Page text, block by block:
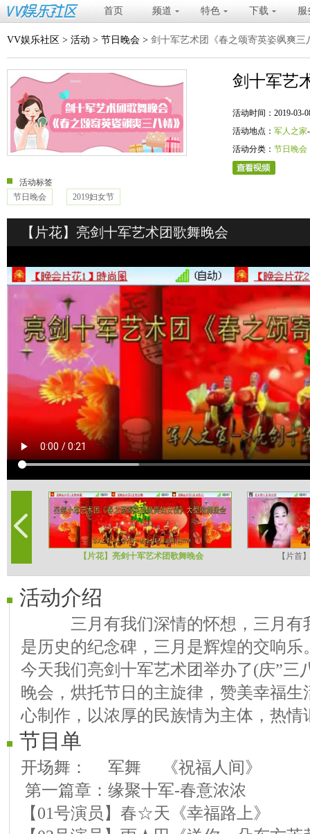
首页 频道 特色 下载 服
VV娱乐社区 > 活动 > 节日晚会 > 剑十军艺术团《春之颂寄英姿飒爽三
剑十军艺
活动时间：2019-03-
活动地点： 军人之家
活动分类： 节日晚会
活动标签
节日晚会
2019妇女节
【片花】亮剑十军艺术团歌舞晚会
【片花】亮剑十军艺术团歌舞晚会 【片首
活动介绍
三月有我们深情的怀想，三月有
是历史的纪念碑，三月是辉煌的交响
今天我们亮剑十军艺术团举办了(庆”三
晚会，烘托节日的主旋律，赞美幸福
心制作，以浓厚的民族情为主体，热情
节目单
开场舞： 军舞 《祝福人间》
第一篇章：缘聚十军-春意浓浓
【01号演员】春☆天《幸福路上》